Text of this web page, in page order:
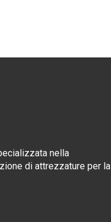
nella
di attrezzature per la